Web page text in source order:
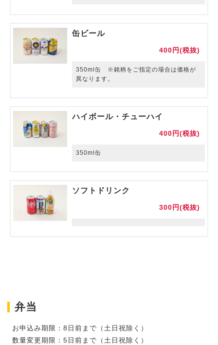
缶ビール
400円(税抜)
350ml缶 ※銘柄をご指定の場合は価格が
異なります。
ハイボール・チューハイ
400円(税抜)
350ml缶
ソフトドリンク
300円(税抜)
弁当
お申込み期限：8日前まで（土日祝除く）
数量変更期限：5日前まで（土日祝除く）